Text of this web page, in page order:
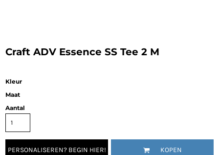
Craft ADV Essence SS Tee 2 M
Kleur
Maat
Aantal
PERSONALISEREN? BEGIN HIER! KOPEN